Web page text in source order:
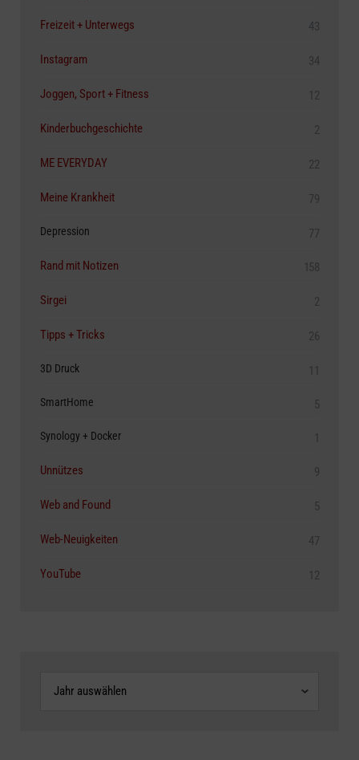
Freizeit + Unterwegs 43
Instagram 34
Joggen, Sport + Fitness 12
Kinderbuchgeschichte 2
ME EVERYDAY 22
Meine Krankheit 79
Depression 77
Rand mit Notizen 158
Sirgei 2
Tipps + Tricks 26
3D Druck 11
SmartHome 5
Synology + Docker 1
Unnützes 9
Web and Found 5
Web-Neuigkeiten 47
YouTube 12